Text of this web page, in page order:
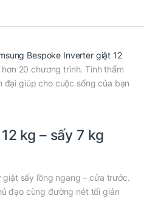
Bespoke Inverter giặt 12
20 chương trình. Tính thẩm
đại giúp cho cuộc sống của bạn
kg – sấy 7 kg
giặt sấy lồng ngang – cửa trước.
đạo cùng đường nét tối giản